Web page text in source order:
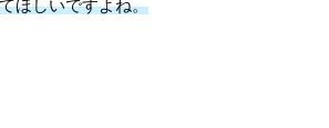
ほしいですよね。